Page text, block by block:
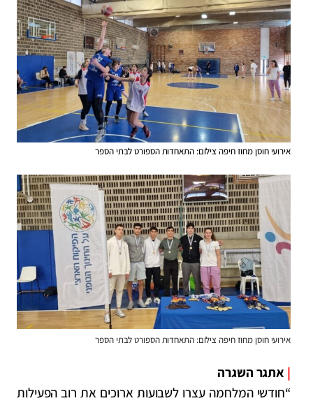
אירועי חוסן מחוז חיפה צילום: התאחדות הספורט לבתי הספר
אירועי חוסן מחוז חיפה צילום: התאחדות הספורט לבתי הספר
| אתגר השגרה
“חודשי המלחמה עצרו לשבועות ארוכים את רוב הפעילות